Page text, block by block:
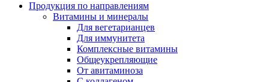
Продукция по направлениям
Витамины и минералы
Для вегетарианцев
Для иммунитета
Комплексные витамины
Общеукрепляющие
От авитаминоза